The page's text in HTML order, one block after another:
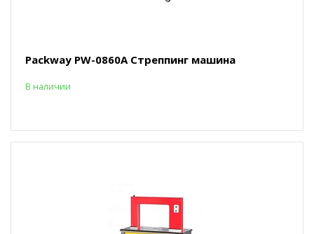
Packway PW-0860A Стреппинг машина
В наличии